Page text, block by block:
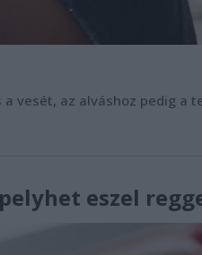
vesét, az alváshoz pedig a
eszel